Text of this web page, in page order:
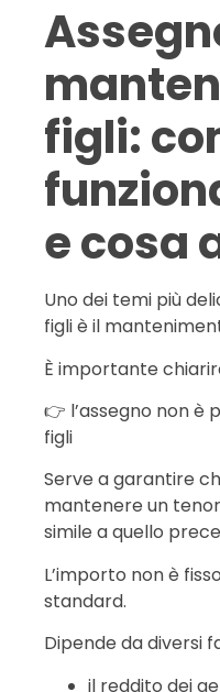
figli:
e cosa
Uno dei temi più
figli è il
È importante
👉 l’assegno non è
figli
Serve a garantire
mantenere un
simile a quello
L’importo non è
standard.
Dipende da diversi
il reddito dei